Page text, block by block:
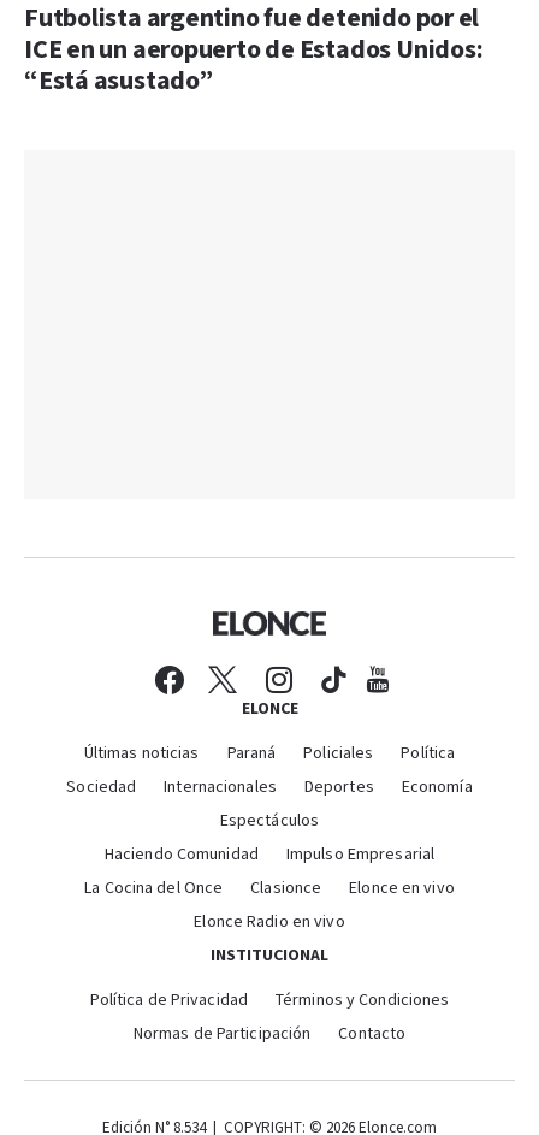
Futbolista argentino fue detenido por el
ICE en un aeropuerto de Estados Unidos:
“Está asustado”
ELONCE
Últimas noticias Paraná Policiales
Política
Sociedad
Internacionales Deportes
Economía
Espectáculos
Haciendo Comunidad
Impulso Empresarial
La Cocina del Once
Clasionce
Elonce en vivo
Elonce Radio en vivo
INSTITUCIONAL
Política de Privacidad
Términos y Condiciones
Normas de Participación
Contacto
Edición N° 8.534 | COPYRIGHT: © 2026 Elonce.com